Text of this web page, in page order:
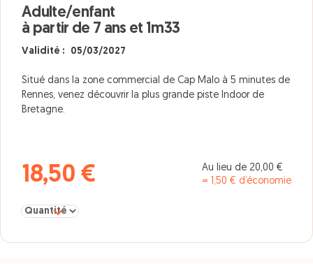
Adulte/enfant
à partir de 7 ans et 1m33
Validité : 05/03/2027
Situé dans la zone commercial de Cap Malo à 5 minutes de
Rennes, venez découvrir la plus grande piste Indoor de
Bretagne.
18,50 €
Au lieu de 20,00 €
= 1,50 € d’économie
Sélectionner la quantité pour Adulte/enfant à partir de 7 ans et